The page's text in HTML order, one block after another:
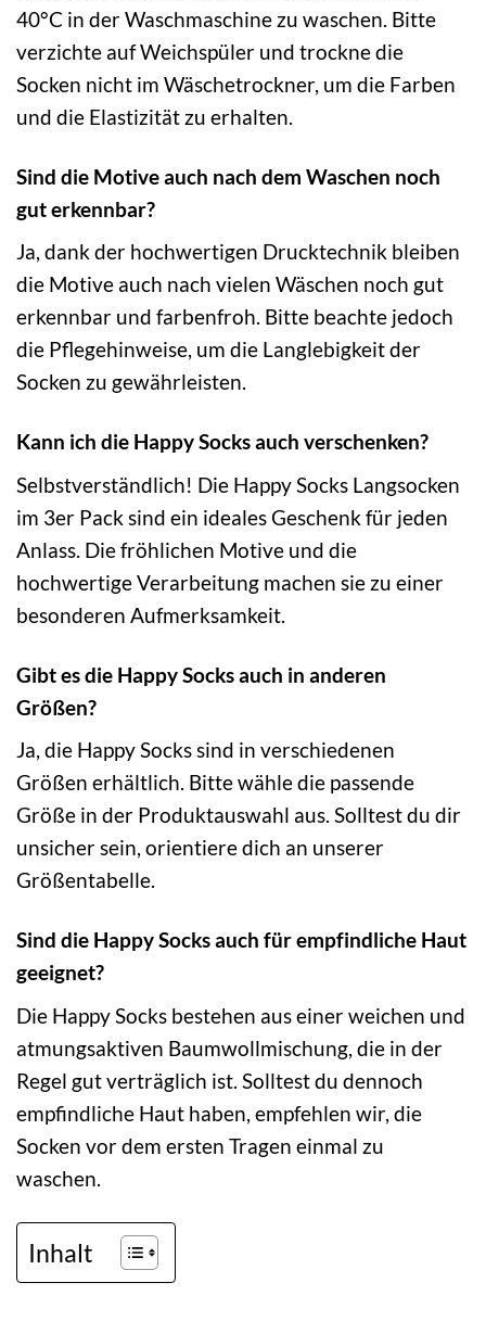
40°C in der Waschmaschine zu waschen. Bitte
verzichte auf Weichspüler und trockne die
Socken nicht im Wäschetrockner, um die Farben
und die Elastizität zu erhalten.
Sind die Motive auch nach dem Waschen noch
gut erkennbar?
Ja, dank der hochwertigen Drucktechnik bleiben
die Motive auch nach vielen Wäschen noch gut
erkennbar und farbenfroh. Bitte beachte jedoch
die Pflegehinweise, um die Langlebigkeit der
Socken zu gewährleisten.
Kann ich die Happy Socks auch verschenken?
Selbstverständlich! Die Happy Socks Langsocken
im 3er Pack sind ein ideales Geschenk für jeden
Anlass. Die fröhlichen Motive und die
hochwertige Verarbeitung machen sie zu einer
besonderen Aufmerksamkeit.
Gibt es die Happy Socks auch in anderen
Größen?
Ja, die Happy Socks sind in verschiedenen
Größen erhältlich. Bitte wähle die passende
Größe in der Produktauswahl aus. Solltest du dir
unsicher sein, orientiere dich an unserer
Größentabelle.
Sind die Happy Socks auch für empfindliche Haut
geeignet?
Die Happy Socks bestehen aus einer weichen und
atmungsaktiven Baumwollmischung, die in der
Regel gut verträglich ist. Solltest du dennoch
empfindliche Haut haben, empfehlen wir, die
Socken vor dem ersten Tragen einmal zu
waschen.
Inhalt